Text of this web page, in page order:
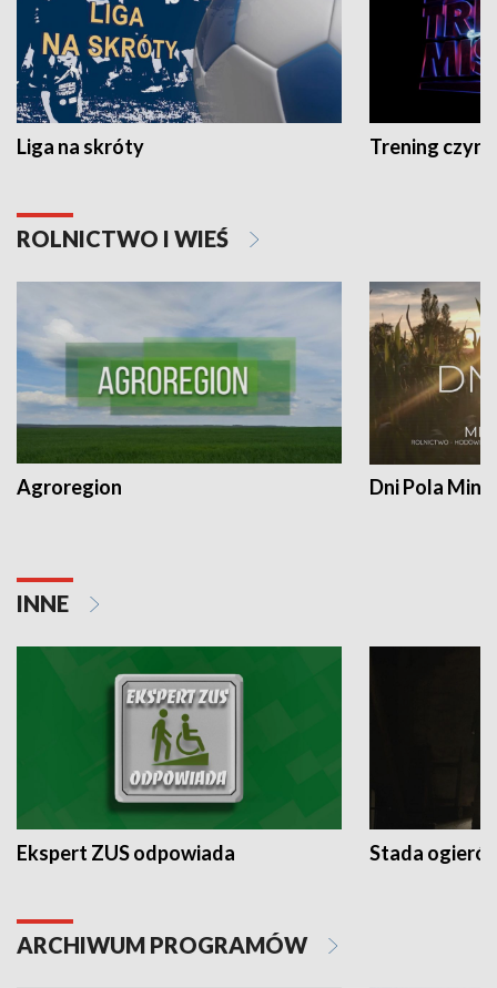
Liga na skróty Trening czyni
ROLNICTWO I WIEŚ
Agroregion Dni Pola
INNE
Ekspert ZUS odpowiada Stada
ARCHIWUM PROGRAMÓW